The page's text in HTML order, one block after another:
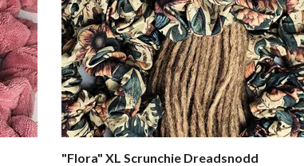
"Flora" XL Scrunchie Dreadsnodd